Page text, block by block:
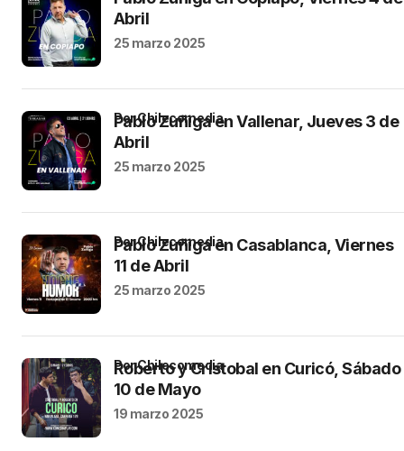
Abril
25 marzo 2025
Pablo Zuñiga en Vallenar, Jueves 3 de
Abril
por Chilecomedia
25 marzo 2025
Pablo Zuñiga en Casablanca, Viernes
11 de Abril
por Chilecomedia
25 marzo 2025
Roberto y Cristobal en Curicó, Sábado
10 de Mayo
por Chilecomedia
19 marzo 2025